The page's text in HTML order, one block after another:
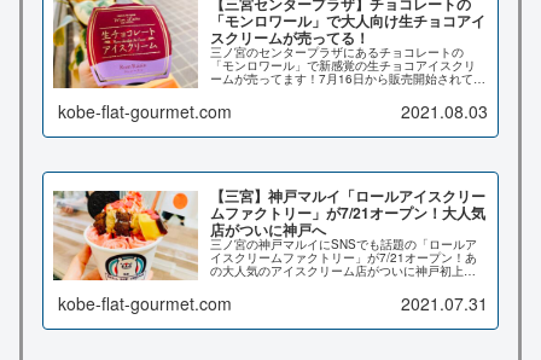
「モンロワール」で大人向け生チョコアイ
スクリームが売ってる！
三ノ宮のセンタープラザにあるチョコレートの
「モンロワール」で新感覚の生チョコアイスクリ
ームが売ってます！7月16日から販売開始されてお
りますよ！神戸のお土産にも最適の「モンロワー
ル」♪こちらの記事では店内の写真や実際に食べて
みた感想など詳しくお伝えいたします♪
kobe-flat-gourmet.com 2021.08.03
【三宮】神戸マルイ「ロールアイスクリー
ムファクトリー」が7/21オープン！大人気
店がついに神戸へ
三ノ宮の神戸マルイにSNSでも話題の「ロールア
イスクリームファクトリー」が7/21オープン！あ
の大人気のアイスクリーム店がついに神戸初上
陸！なんと最大７時間待ちの行列を記録した伝説
のアイスクリームショップだそう！こちらの記事
では実際に食べてみた感想など詳しくご紹介致し
kobe-flat-gourmet.com 2021.07.31